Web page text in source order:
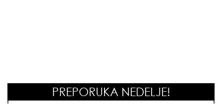
PREPORUKA NEDELJE!